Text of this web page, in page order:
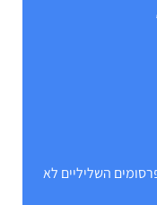
השליליים לא